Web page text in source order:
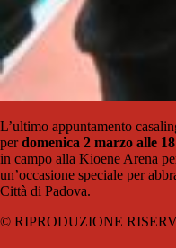
L’ultimo appuntamento
perdomenica 2 marzo alle
in campo alla Kioene Arena
un’occasione speciale per
Città di Padova.
© RIPRODUZIONE